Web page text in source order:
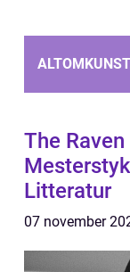
The
Litteratur
07 november